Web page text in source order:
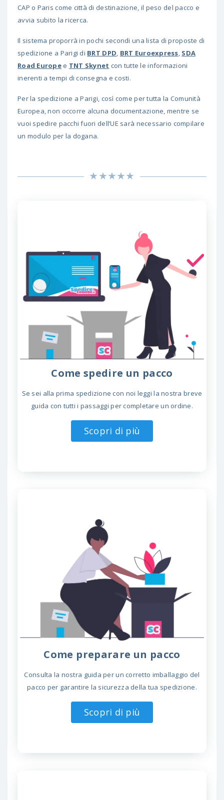
CAP o Paris come città di destinazione, il peso del pacco e
avvia subito la ricerca.
Il sistema proporrà in pochi secondi una lista di proposte di
spedizione a Parigi di BRT DPD, BRT Euroexpress, SDA
Road Europee TNT Skynet con tutte le informazioni
inerenti a tempi di consegna e costi.
Per la spedizione a Parigi, così come per tutta la Comunità
Europea, non occorre alcuna documentazione, mentre se
vuoi spedire pacchi fuori dell’UE sarà necessario compilare
un modulo per la dogana.
Come spedire un pacco
Se sei alla prima spedizione con noi leggi la nostra breve
guida con tutti i passaggi per completare un ordine.
Scopri di più
Come preparare un pacco
Consulta la nostra guida per un corretto imballaggio del
pacco per garantire la sicurezza della tua spedizione.
Scopri di più